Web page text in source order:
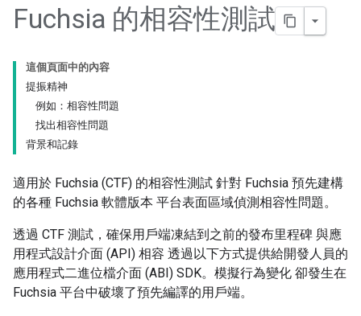
Fuchsia 的相容性測試
這個頁面中的內容
提振精神
例如：相容性問題
找出相容性問題
背景和記錄
適用於 Fuchsia (CTF) 的相容性測試 針對 Fuchsia 預先建構
的各種 Fuchsia 軟體版本 平台表面區域偵測相容性問題。
透過 CTF 測試，確保用戶端凍結到之前的發布里程碑 與應
用程式設計介面 (API) 相容 透過以下方式提供給開發人員的
應用程式二進位檔介面 (ABI) SDK。模擬行為變化 卻發生在
Fuchsia 平台中破壞了預先編譯的用戶端。